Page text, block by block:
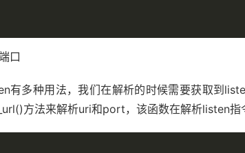
口
有多种用法，我们在解析的时候需要获取到
方法来解析uri和port，该函数在解析listen指